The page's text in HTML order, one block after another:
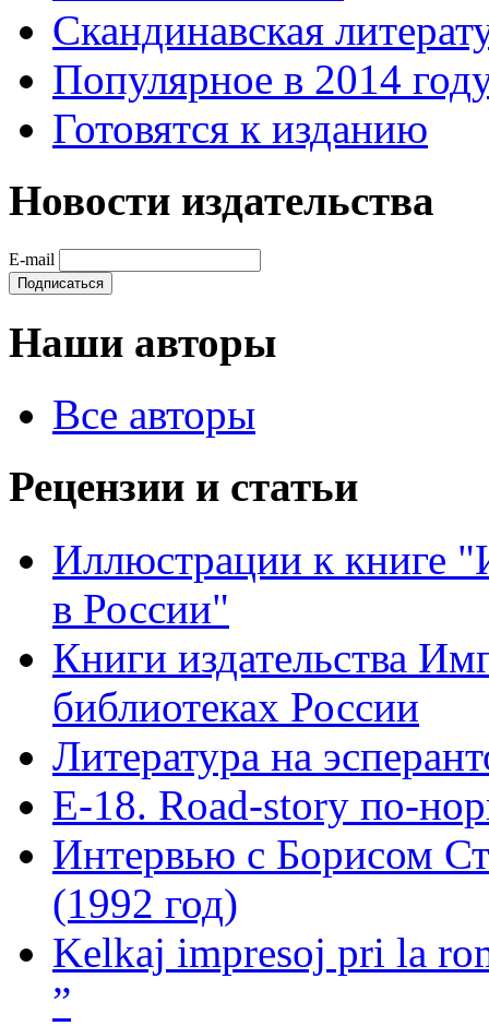
Скандинавская
Популярное в 2014
Готовятся к изданию
Новости издательства
E-mail
Наши авторы
Все авторы
Рецензии и статьи
Иллюстрации к книге
в России"
Книги издательства
библиотеках России
Литература на
Е-18. Road-story по-
Интервью с Борисом
(1992 год)
Kelkaj impresoj pri la
”